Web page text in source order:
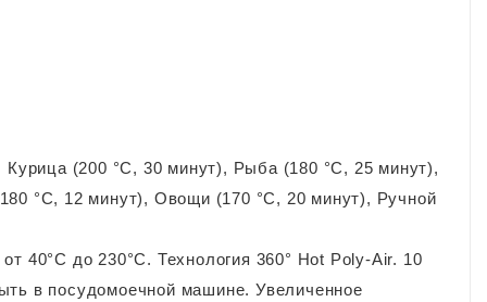
(200 °C, 30 минут), Рыба (180 °C, 25 минут),
°C, 12 минут), Овощи (170 °C, 20 минут), Ручной
40°C до 230°C. Технология 360° Hot Poly-Air. 10
в посудомоечной машине. Увеличенное